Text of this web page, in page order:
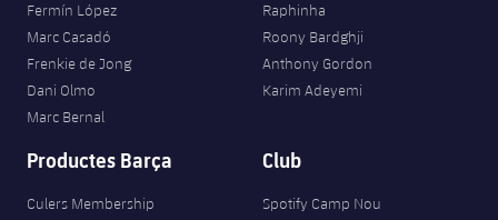
Fermín López
Marc Casadó
Frenkie de Jong
Dani Olmo
Marc Bernal
Raphinha
Roony Bardghji
Anthony Gordon
Karim Adeyemi
Productes Barça
Culers Membership
Club
Spotify Camp Nou